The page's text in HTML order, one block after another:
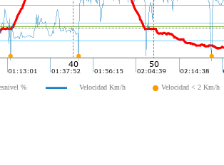
% Velocidad Km/h Velocidad < 2 Km/h